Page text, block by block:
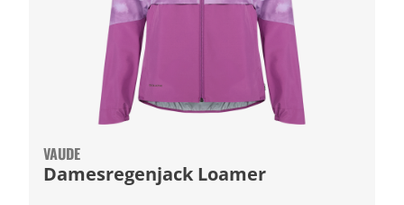
VAUDE
Damesregenjack Loamer